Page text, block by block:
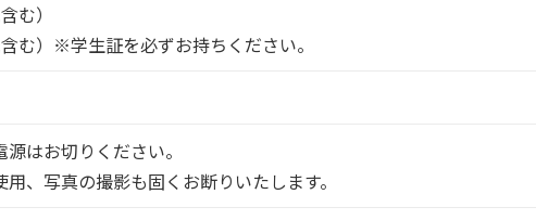
む）
む）※学生証を必ずお持ちください。
はお切りください。
、写真の撮影も固くお断りいたします。